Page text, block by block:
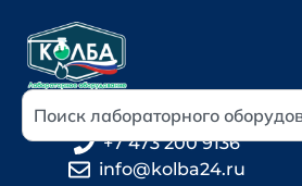
+7 473 200 9136
info@kolba24.ru